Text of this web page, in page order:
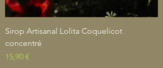
Sirop Artisanal Lolita Coquelicot
concentré
Precio
15,90 €